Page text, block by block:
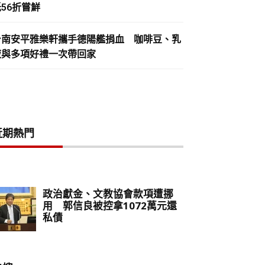
折嘗鮮
安平雅樂軒攜手德陽艦捐血 咖啡豆、乳
多項好禮一次帶回家
熱門